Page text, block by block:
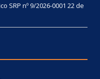
SRP nº 9/2026-0001 22 de